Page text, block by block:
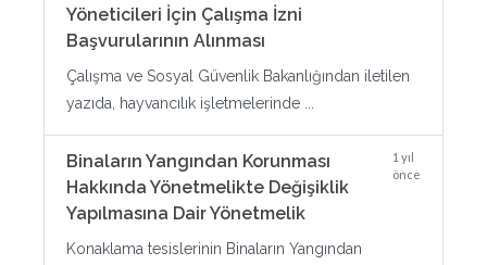
Yöneticileri İçin Çalışma İzni
Başvurularının Alınması
Çalışma ve Sosyal Güvenlik Bakanlığından iletilen
yazıda, hayvancılık işletmelerinde ...
Binaların Yangından Korunması
Hakkında Yönetmelikte Değişiklik
Yapılmasına Dair Yönetmelik
1 yıl
önce
Konaklama tesislerinin Binaların Yangından